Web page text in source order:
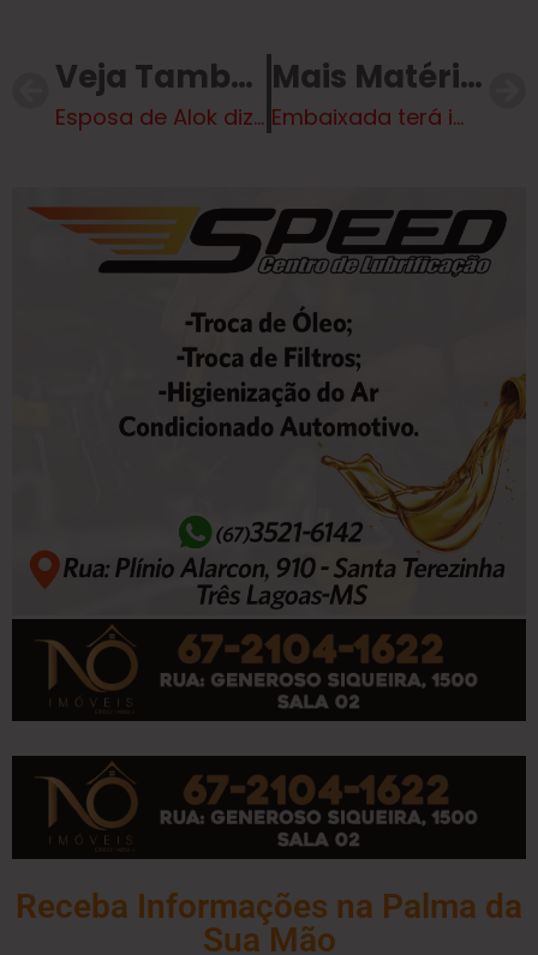
Veja Também
Esposa de Alok diz que “não abre mão” de babás em viagens da família
Mais Matérias
Embaixada terá imóvel penhorado para pagar trabalhador 36 anos sem CLT
Receba Informações na Palma da
Sua Mão